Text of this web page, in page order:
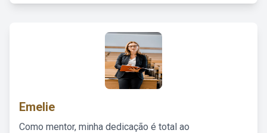
Emelie
Como mentor, minha dedicação é total ao